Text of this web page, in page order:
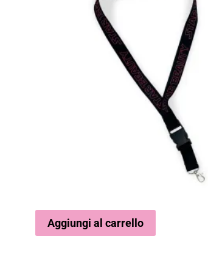
Aggiungi al carrello